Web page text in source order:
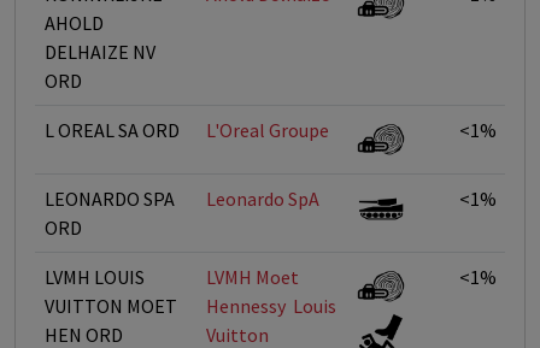
AHOLD
DELHAIZE NV
ORD
L OREAL SA ORD L'Oreal Groupe <1%
LEONARDO SPA
ORD
Leonardo SpA <1%
LVMH LOUIS
VUITTON MOET
HEN ORD
LVMH Moet
Hennessy  Louis
Vuitton
<1%